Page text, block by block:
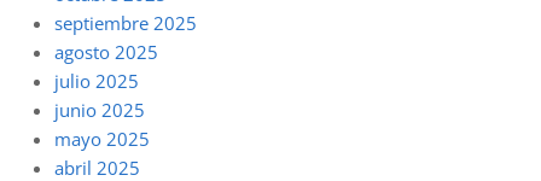
septiembre 2025
agosto 2025
julio 2025
junio 2025
mayo 2025
abril 2025